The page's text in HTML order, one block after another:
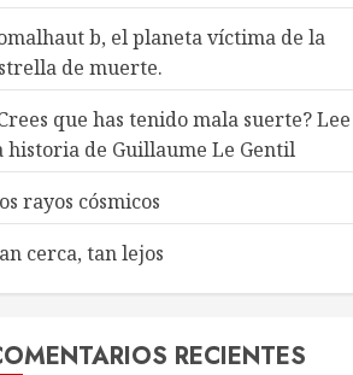
b, el planeta víctima de la
de muerte.
que has tenido mala suerte? Lee
historia de Guillaume Le Gentil
rayos cósmicos
cerca, tan lejos
RECIENTES